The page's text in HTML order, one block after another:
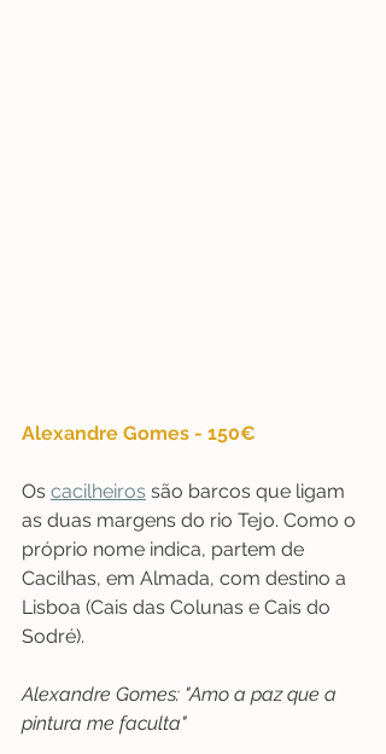
Alexandre Gomes - 150€
Os cacilheiros são barcos que ligam
as duas margens do rio Tejo. Como o
próprio nome indica, partem de
Cacilhas, em Almada, com destino a
Lisboa (Cais das Colunas e Cais do
Sodré).
Alexandre Gomes: "Amo a paz que a
pintura me faculta"